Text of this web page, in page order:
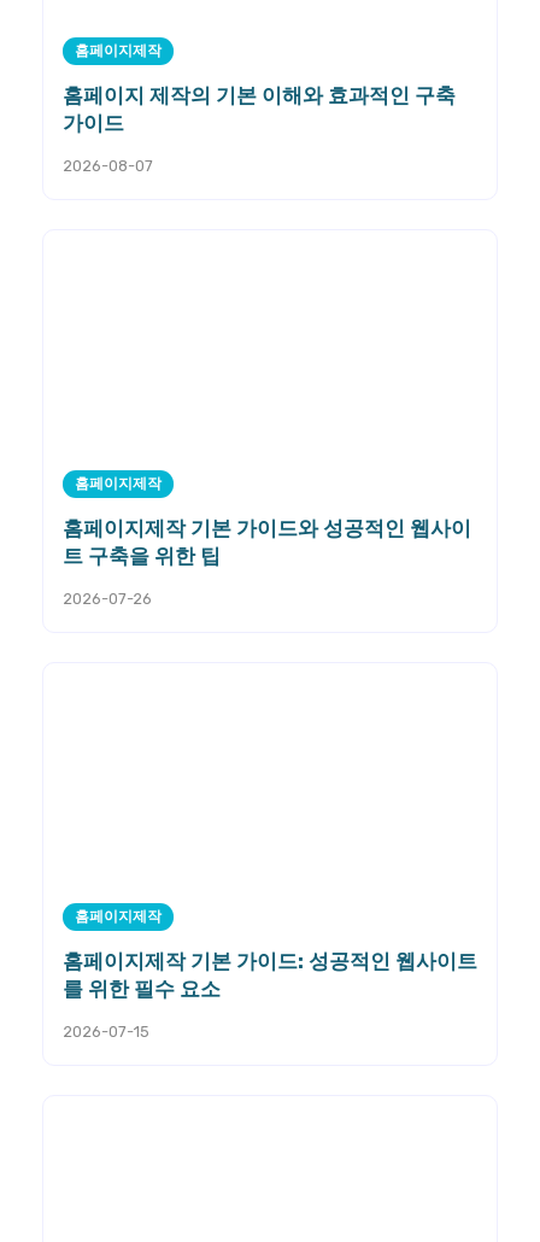
홈페이지제작
홈페이지 제작의 기본 이해와 효과적인 구축
가이드
2026-08-07
홈페이지제작
홈페이지제작 기본 가이드와 성공적인 웹사이
트 구축을 위한 팁
2026-07-26
홈페이지제작
홈페이지제작 기본 가이드: 성공적인 웹사이트
를 위한 필수 요소
2026-07-15